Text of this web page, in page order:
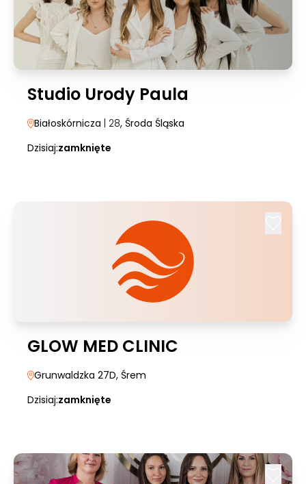
Studio Urody Paula
Białoskórnicza | 28, Środa Śląska
Dzisiaj:zamknięte
GLOW MED CLINIC
Grunwaldzka 27D, Śrem
Dzisiaj:zamknięte